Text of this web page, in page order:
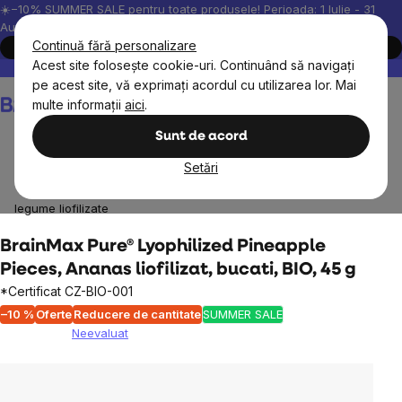
Continuă fără personalizare
Acest site folosește cookie-uri. Continuând să navigați
pe acest site, vă exprimați acordul cu utilizarea lor. Mai
multe informații aici.
Sunt de acord
Setări
Treci
la
conținut
☀️−10% SUMMER SALE pentru toate produsele! Perioada: 1 Iulie - 31
August, 2026.
Cumpără acum
Peste 200.000 de recenzii verificate
Produsele noastre sunt
Coş
de
legume liofilizate
BrainMax Pure® Lyophilized Pineapple
Pieces, Ananas liofilizat, bucati, BIO, 45 g
*Certificat CZ-BIO-001
–10 % OferteReducere de cantitateSUMMER SALE
Neevaluat